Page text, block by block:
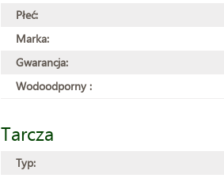
Płeć:
Marka:
Gwarancja:
Wodoodporny :
Tarcza
Typ: